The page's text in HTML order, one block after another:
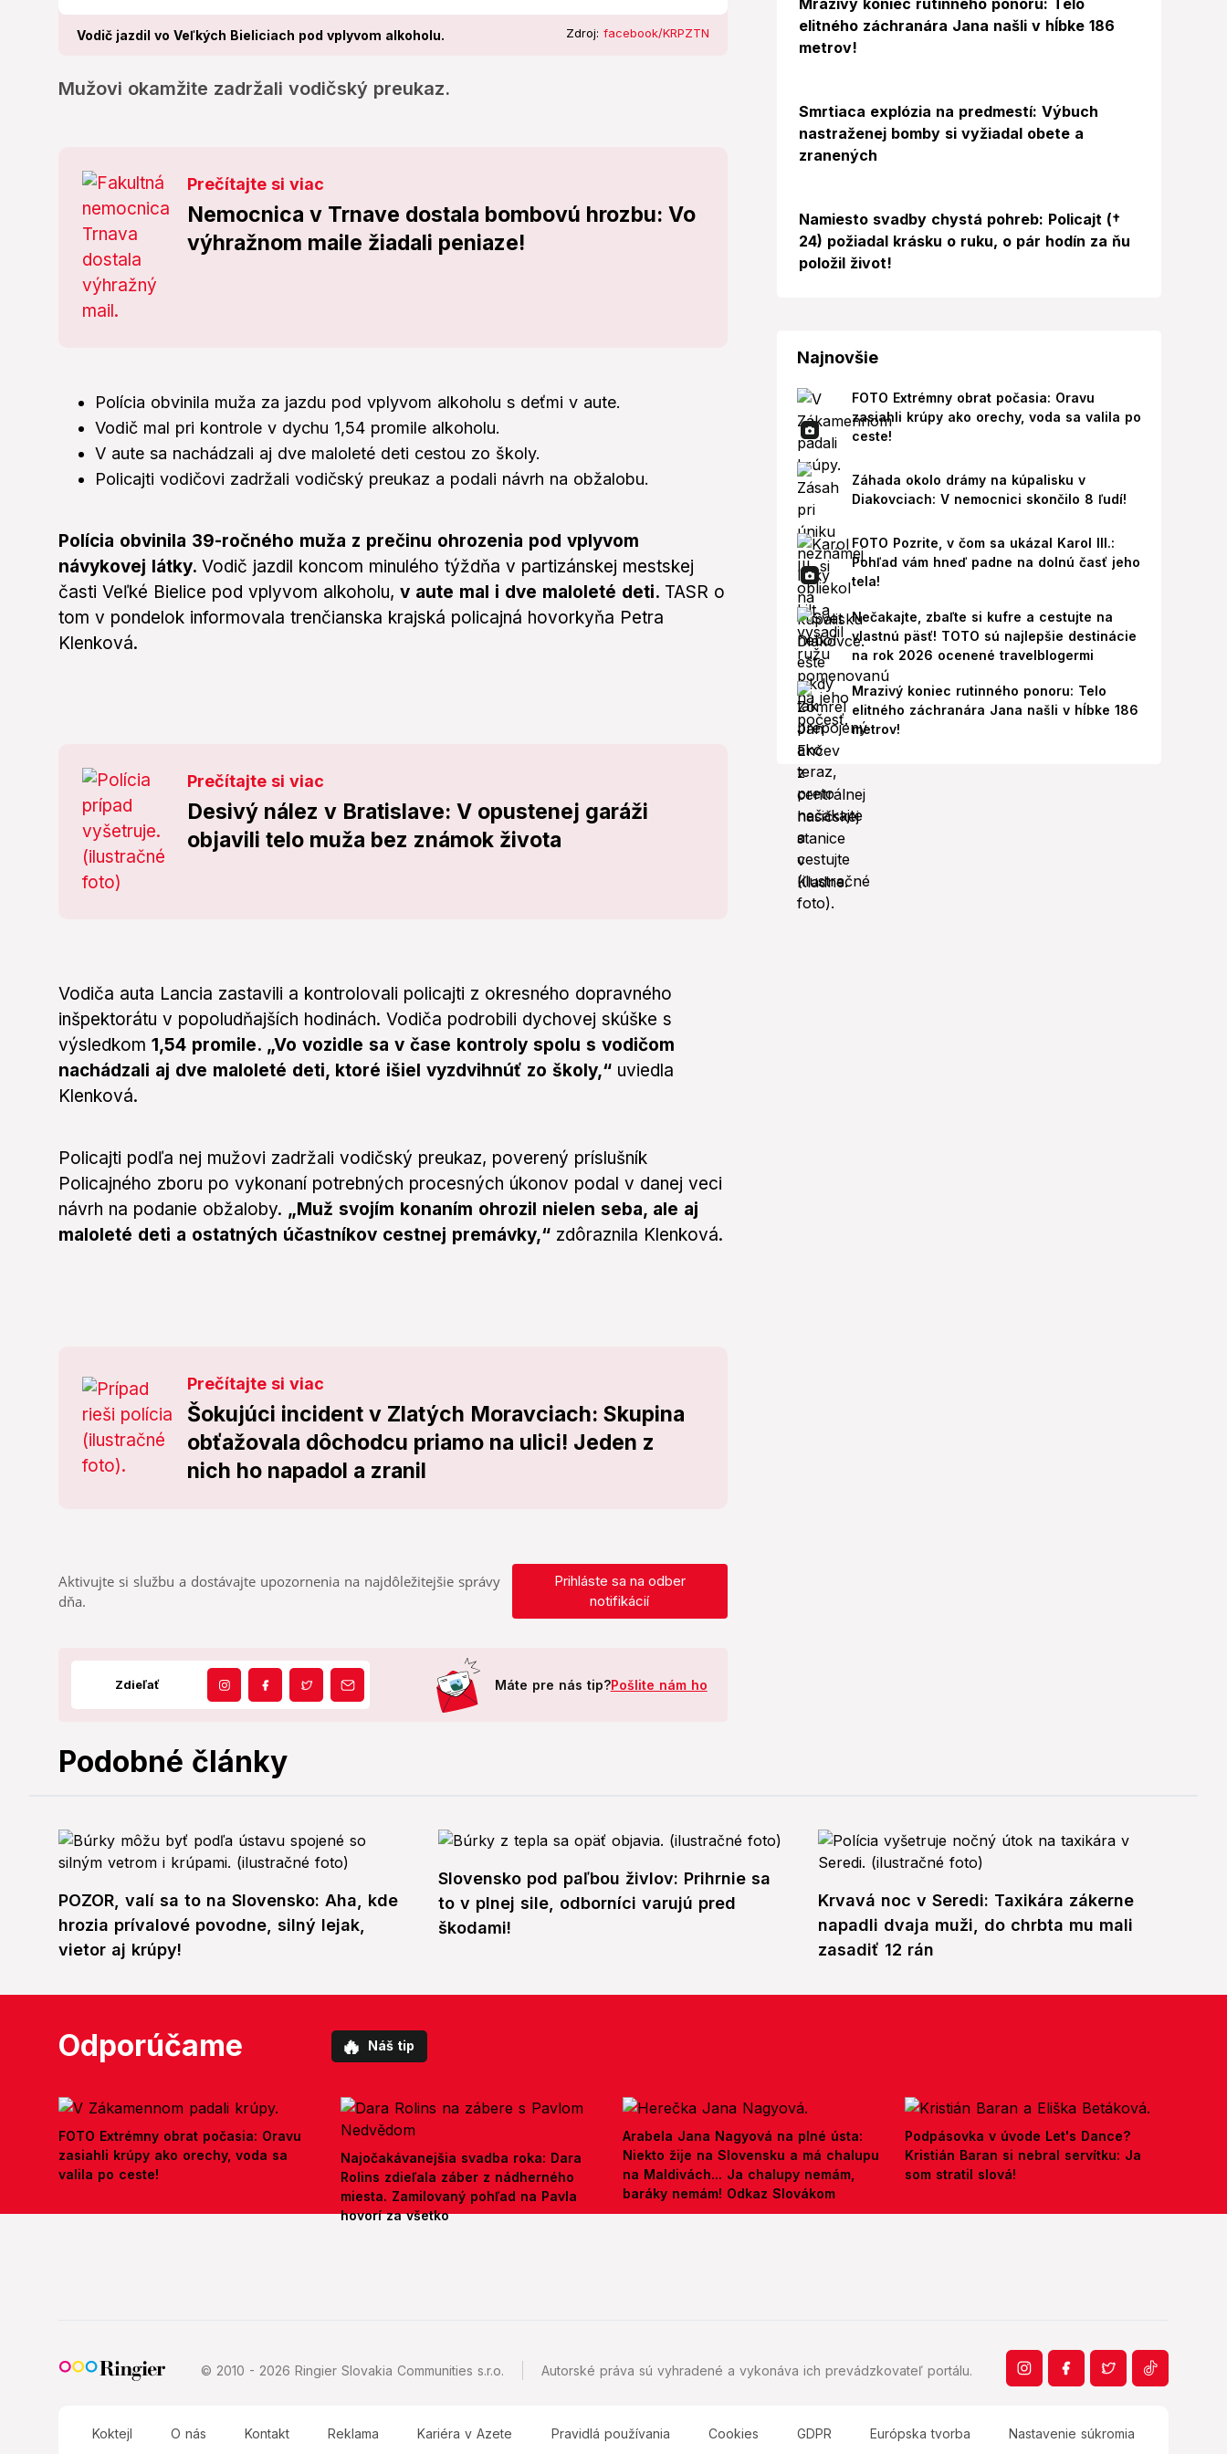
Vodič jazdil vo Veľkých Bieliciach pod vplyvom alkoholu. Zdroj: facebook/KRPZTN
Mužovi okamžite zadržali vodičský preukaz.
Prečítajte si viac
Nemocnica v Trnave dostala bombovú hrozbu: Vo
výhražnom maile žiadali peniaze!
Polícia obvinila muža za jazdu pod vplyvom alkoholu s deťmi v aute.
Vodič mal pri kontrole v dychu 1,54 promile alkoholu.
V aute sa nachádzali aj dve maloleté deti cestou zo školy.
Policajti vodičovi zadržali vodičský preukaz a podali návrh na obžalobu.
Polícia obvinila 39-ročného muža z prečinu ohrozenia pod vplyvom
návykovej látky. Vodič jazdil koncom minulého týždňa v partizánskej mestskej
časti Veľké Bielice pod vplyvom alkoholu, v aute mal i dve maloleté deti. TASR o
tom v pondelok informovala trenčianska krajská policajná hovorkyňa Petra
Klenková.
Prečítajte si viac
Desivý nález v Bratislave: V opustenej garáži
objavili telo muža bez známok života
Vodiča auta Lancia zastavili a kontrolovali policajti z okresného dopravného
inšpektorátu v popoludňajších hodinách. Vodiča podrobili dychovej skúške s
výsledkom 1,54 promile. „Vo vozidle sa v čase kontroly spolu s vodičom
nachádzali aj dve maloleté deti, ktoré išiel vyzdvihnúť zo školy,“ uviedla
Klenková.
Policajti podľa nej mužovi zadržali vodičský preukaz, poverený príslušník
Policajného zboru po vykonaní potrebných procesných úkonov podal v danej veci
návrh na podanie obžaloby. „Muž svojím konaním ohrozil nielen seba, ale aj
maloleté deti a ostatných účastníkov cestnej premávky,“ zdôraznila Klenková.
Prečítajte si viac
Šokujúci incident v Zlatých Moravciach: Skupina
obťažovala dôchodcu priamo na ulici! Jeden z
nich ho napadol a zranil
Aktivujte si službu a dostávajte upozornenia na najdôležitejšie správy
dňa.
Prihláste sa na odber
notifikácií
Zdieľať Máte pre nás tip?Pošlite nám ho
Mrazivý koniec rutinného ponoru: Telo
elitného záchranára Jana našli v hĺbke 186
metrov!
Smrtiaca explózia na predmestí: Výbuch
nastraženej bomby si vyžiadal obete a
zranených
Namiesto svadby chystá pohreb: Policajt (†
24) požiadal krásku o ruku, o pár hodín za ňu
položil život!
Najnovšie
FOTO Extrémny obrat počasia: Oravu
zasiahli krúpy ako orechy, voda sa valila po
ceste!
Záhada okolo drámy na kúpalisku v
Diakovciach: V nemocnici skončilo 8 ľudí!
FOTO Pozrite, v čom sa ukázal Karol III.:
Pohľad vám hneď padne na dolnú časť jeho
tela!
Nečakajte, zbaľte si kufre a cestujte na
vlastnú päsť! TOTO sú najlepšie destinácie
na rok 2026 ocenené travelblogermi
Mrazivý koniec rutinného ponoru: Telo
elitného záchranára Jana našli v hĺbke 186
metrov!
Podobné články
POZOR, valí sa to na Slovensko: Aha, kde
hrozia prívalové povodne, silný lejak,
vietor aj krúpy!
Slovensko pod paľbou živlov: Prihrnie sa
to v plnej sile, odborníci varujú pred
škodami!
Krvavá noc v Seredi: Taxikára zákerne
napadli dvaja muži, do chrbta mu mali
zasadiť 12 rán
Odporúčame 🔥 Náš tip
FOTO Extrémny obrat počasia: Oravu
zasiahli krúpy ako orechy, voda sa
valila po ceste!
Najočakávanejšia svadba roka: Dara
Rolins zdieľala záber z nádherného
miesta. Zamilovaný pohľad na Pavla
hovorí za všetko
Arabela Jana Nagyová na plné ústa:
Niekto žije na Slovensku a má chalupu
na Maldivách... Ja chalupy nemám,
baráky nemám! Odkaz Slovákom
Podpásovka v úvode Let's Dance?
Kristián Baran si nebral servítku: Ja
som stratil slová!
© 2010 - 2026 Ringier Slovakia Communities s.r.o. Autorské práva sú vyhradené a vykonáva ich prevádzkovateľ portálu.
Koktejl O nás Kontakt Reklama Kariéra v Azete Pravidlá používania Cookies GDPR Európska tvorba Nastavenie súkromia